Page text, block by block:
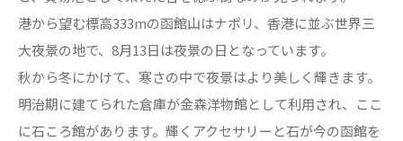
港から望む標高333mの函館山はナポリ、香港に並ぶ世界三
大夜景の地で、8月13日は夜景の日となっています。
秋から冬にかけて、寒さの中で夜景はより美しく輝きます。
明治期に建てられた倉庫が金森洋物館として利用され、ここ
に石ころ館があります。輝くアクセサリーと石が今の函館を